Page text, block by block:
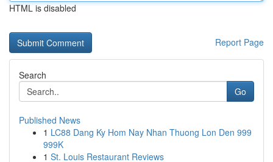
HTML is disabled
Report Page
Search
Go
Published News
1 LC88 Dang Ky Hom Nay Nhan Thuong Lon Den 999
999K
1 St. Louis Restaurant Reviews